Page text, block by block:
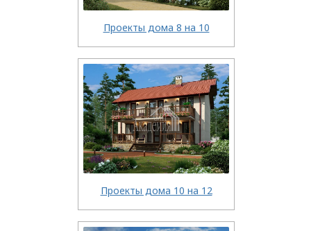
Проекты дома 8 на 10
Проекты дома 10 на 12